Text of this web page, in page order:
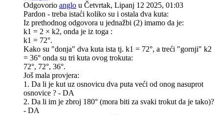
Odgovorio anglo u Četvrtak, Lipanj 12 2025, 01:03
Pardon - treba istaći koliko su i ostala dva kuta:
Iz prethodnog odgovora u jednažbi (2) imamo da je:
k1 = 2 × k2, onda je iz toga :
k1 = 72°.
Kako su "donja" dva kuta ista tj. k1 = 72°, a treći "gornji" k2
= 36° onda su tri kuta ovog trokuta:
72°, 72°, 36°.
Još mala provjera:
1. Da li je kut uz osnovicu dva puta veći od onog nasuprot
osnovice ? - DA
2. Da li im je zbroj 180° (mora biti za svaki trokut da je tako)?
- DA